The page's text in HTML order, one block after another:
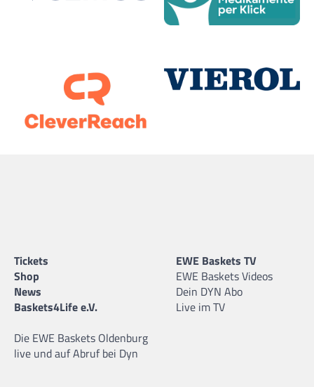
Tickets
Shop
News
Baskets4Life e.V.
Die EWE Baskets Oldenburg
live und auf Abruf bei Dyn
EWE Baskets TV
EWE Baskets Videos
Dein DYN Abo
Live im TV